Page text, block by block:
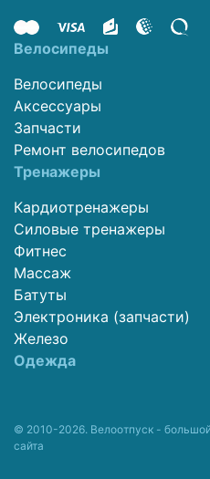
Велосипеды
Велосипеды
Аксессуары
Запчасти
Ремонт велосипедов
Тренажеры
Кардиотренажеры
Силовые тренажеры
Фитнес
Массаж
Батуты
Электроника (запчасти)
Железо
Одежда
© 2010-2026. Велоотпуск -
сайта